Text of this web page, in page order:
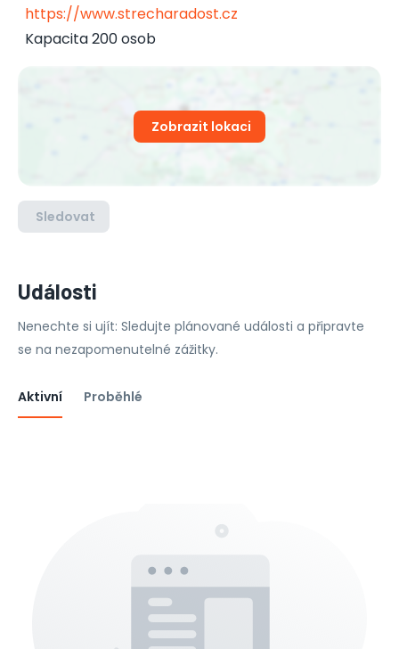
https://www.strecharadost.cz
Kapacita 200 osob
Zobrazit lokaci
Sledovat
Události
Nenechte si ujít: Sledujte plánované události a připravte
se na nezapomenutelné zážitky.
Aktivní Proběhlé